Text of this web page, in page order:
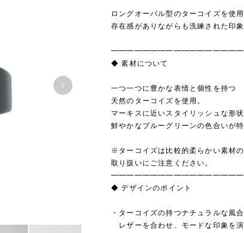
ロングオーバル型のターコイズを使用
存在感がありながらも洗練された印象
◆ 素材について
一つ一つに豊かな表情と個性を持つ
天然のターコイズを使用。
マーキスに近いスタイリッシュな形状
鮮やかなブルーグリーンの色合いが特
※ターコイズは比較的柔らかい素材の
取り扱いにご注意ください。
◆ デザインのポイント
・ターコイズの持つナチュラルな風
レザーを合わせ、モードな印象を演